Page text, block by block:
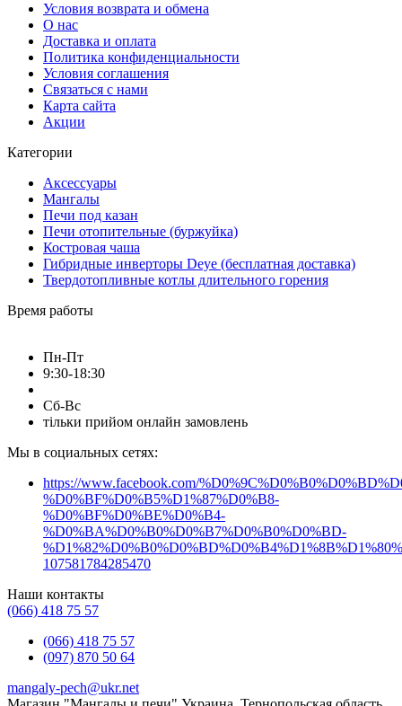
Условия возврата и обмена
О нас
Доставка и оплата
Политика конфиденциальности
Условия соглашения
Связаться с нами
Карта сайта
Акции
Категории
Аксессуары
Мангалы
Печи под казан
Печи отопительные (буржуйка)
Костровая чаша
Гибридные инверторы Deye (бесплатная доставка)
Твердотопливные котлы длительного горения
Время работы
Пн-Пт
9:30-18:30
Сб-Вс
тільки прийом онлайн замовлень
Мы в социальных сетях:
https://www.facebook.com/
%D0%BF%D0%B5%D1%87%D0%B8-
%D0%BF%D0%BE%D0%B4-
%D0%BA%D0%B0%D0%B7%D0%B0%D0%BD-
107581784285470
Наши контакты
(066) 418 75 57
(066) 418 75 57
(097) 870 50 64
mangaly-pech@ukr.net